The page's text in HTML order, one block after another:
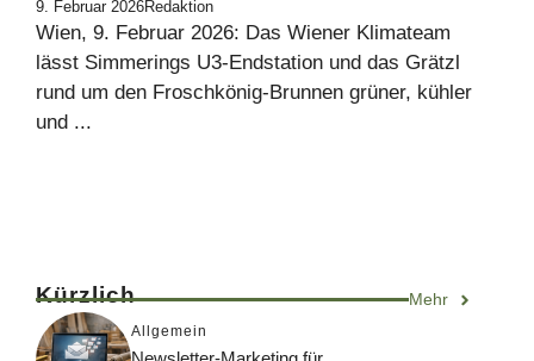
9. Februar 2026Redaktion
Wien, 9. Februar 2026: Das Wiener Klimateam
lässt Simmerings U3-Endstation und das Grätzl
rund um den Froschkönig-Brunnen grüner, kühler
und ...
Kürzlich Mehr
Allgemein